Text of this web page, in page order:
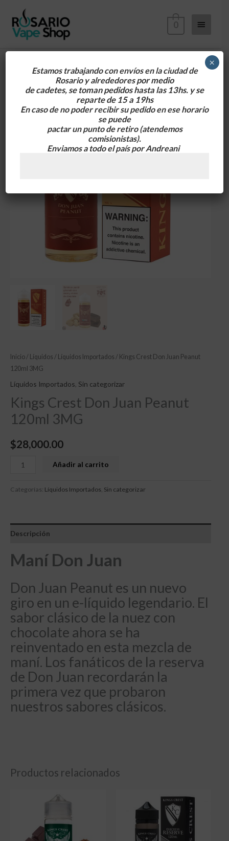
contenido
0
Inicio / Líquidos / Líquidos Importados / Kings Crest Don Juan Peanut
120ml 3MG
Líquidos Importados Sin categorizar
Kings Crest Don Juan Peanut
120ml 3MG
$28,000.00
Crest
Don
Añadir al carrito
Categorías: Líquidos Importados, Sin categorizar
Descripción
Maní Don Juan
Don Juan Peanut es un nuevo
giro en un e-líquido legendario. El
sabor clásico de la nuez con
chocolate ahora se ha
reinventado en esta mezcla de
maní. Los fanáticos de la reserva
de Don Juan recordarán la
primera vez que probaron
nuestros sabores clásicos.
Productos relacionados
Estamos trabajando con envíos en la ciudad de
Rosario y alrededorespor medio
de cadetes, se toman pedidos hasta las 13hs. y se
reparte de 15 a 19hs
En caso de no poder recibir su pedido en ese horario
se puede
pactar un punto de retiro(atendemos
comisionistas).
Enviamos a todo el país por Andreani
×